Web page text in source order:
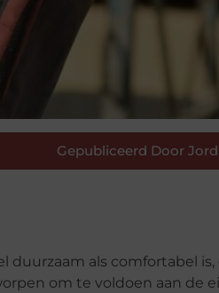
Gepubliceerd Door
als comfortabel
om te voldoen aan de